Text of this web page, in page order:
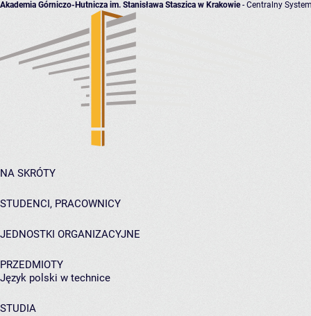
Akademia Górniczo-Hutnicza im. Stanisława Staszica w Krakowie- Centralny
NA SKRÓTY
STUDENCI, PRACOWNICY
JEDNOSTKI ORGANIZACYJNE
PRZEDMIOTY
Język polski w technice
STUDIA